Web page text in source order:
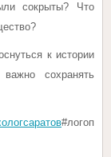
сокрыты? Что
к истории
сохранять
#логоп